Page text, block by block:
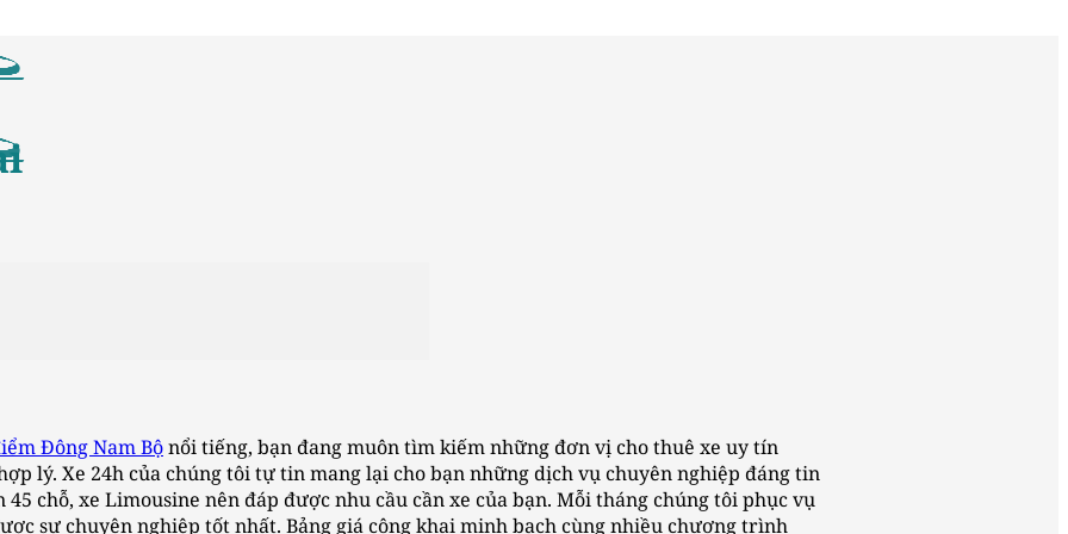
Đông Nam Bộnổi tiếng, bạn đang muôn tìm kiếm những đơn vị cho thuê xe uy tín
lý. Xe 24h của chúng tôi tự tin mang lại cho bạn những dịch vụ chuyên nghiệp đáng tin
chỗ, xe Limousine nên đáp được nhu cầu cần xe của bạn. Mỗi tháng chúng tôi phục vụ
sự chuyên nghiệp tốt nhất. Bảng giá công khai minh bạch cùng nhiều chương trình